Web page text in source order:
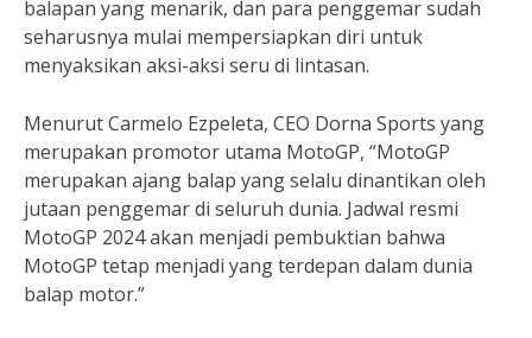
balapan yang menarik, dan para penggemar sudah
seharusnya mulai mempersiapkan diri untuk
menyaksikan aksi-aksi seru di lintasan.
Menurut Carmelo Ezpeleta, CEO Dorna Sports yang
merupakan promotor utama MotoGP, “MotoGP
merupakan ajang balap yang selalu dinantikan oleh
jutaan penggemar di seluruh dunia. Jadwal resmi
MotoGP 2024 akan menjadi pembuktian bahwa
MotoGP tetap menjadi yang terdepan dalam dunia
balap motor.”